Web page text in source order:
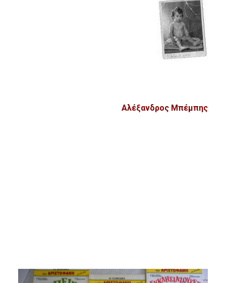
Αλέξανδρος Μπέμπης